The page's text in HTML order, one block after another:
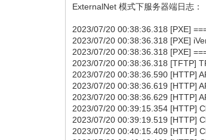
ExternalNet 模式下服务器端日志：
2023/07/20 00:38:36.318 [PXE]
2023/07/20 00:38:36.318 [PXE]
2023/07/20 00:38:36.318 [PXE]
2023/07/20 00:38:36.318 [TFTP]
2023/07/20 00:38:36.590 [HTTP]
2023/07/20 00:38:36.619 [HTTP]
2023/07/20 00:38:36.629 [HTTP]
2023/07/20 00:39:15.354 [HTTP]
2023/07/20 00:39:19.519 [HTTP]
2023/07/20 00:40:15.409 [HTTP]